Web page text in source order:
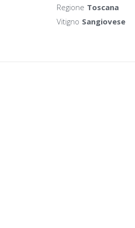
Regione Toscana
Vitigno Sangiovese